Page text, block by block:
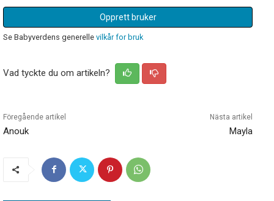
Opprett bruker
Se Babyverdens generelle vilkår for bruk
Vad tyckte du om artikeln?
Föregående artikel
Anouk
Nästa artikel
Mayla